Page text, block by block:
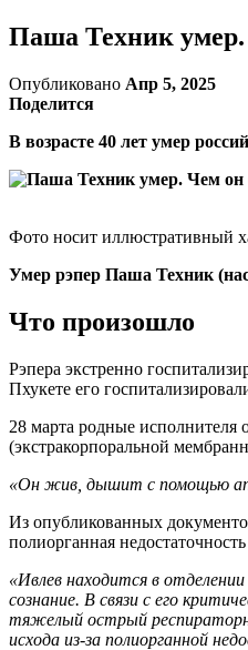
Паша Техник
Опубликовано Апр 5, 2025
Поделится
В возрасте 40 лет умер
Фото носит иллюстративный
Умер рэпер Паша Техник
Что произошло
Рэпера экстренно
Пхукете его
28 марта родные
(экстракорпоральной
«Он жив, дышит с помощью
Из опубликованных
полиорганная
«Ивлев находится в
сознание. В связи с его
тяжелый острый
исхода из‑за полиорганной